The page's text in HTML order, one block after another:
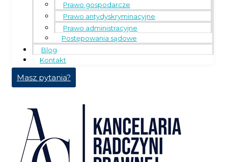
Prawo gospodarcze
Prawo antydyskryminacyjne
Prawo administracyjne
Postępowania sądowe
Blog
Kontakt
Masz pytania?